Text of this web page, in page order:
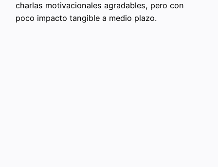
charlas motivacionales agradables, pero con
poco impacto tangible a medio plazo.